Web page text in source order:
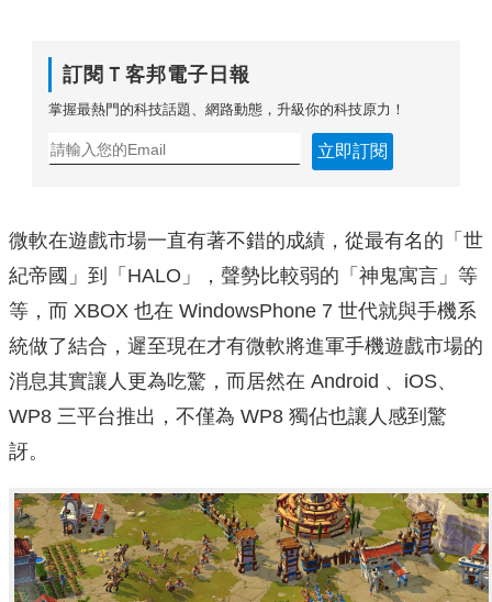
訂閱Ｔ客邦電子日報
掌握最熱門的科技話題、網路動態，升級你的科技原力！
立即訂閱
微軟在遊戲市場一直有著不錯的成績，從最有名的「世
紀帝國」到「HALO」，聲勢比較弱的「神鬼寓言」等
等，而 XBOX 也在 WindowsPhone 7 世代就與手機系
統做了結合，遲至現在才有微軟將進軍手機遊戲市場的
消息其實讓人更為吃驚，而居然在 Android 、iOS、
WP8 三平台推出，不僅為 WP8 獨佔也讓人感到驚
訝。